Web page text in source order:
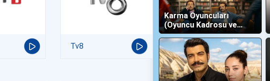
Tv8
Karma Oyuncuları
(Oyuncu Kadrosu ve
Karakterleri)